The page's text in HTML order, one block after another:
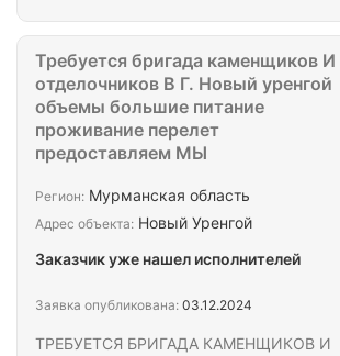
ТРЕБУЕТСЯ БРИГАДА КАМЕНЩИКОВ И
Требуется бригада каменщиков И
отделочников В Г. Новый уренгой
объемы большие питание
проживание перелет
предоставляем МЫ
Регион: Мурманская область
Адрес объекта: Новый Уренгой
Заказчик уже нашел исполнителей
Заявка опубликована: 03.12.2024